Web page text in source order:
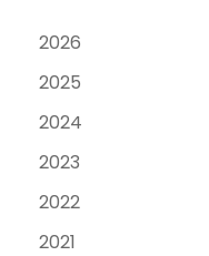
2026
2025
2024
2023
2022
2021